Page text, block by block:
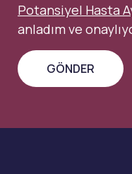
Potansiyel Hasta
anladım ve